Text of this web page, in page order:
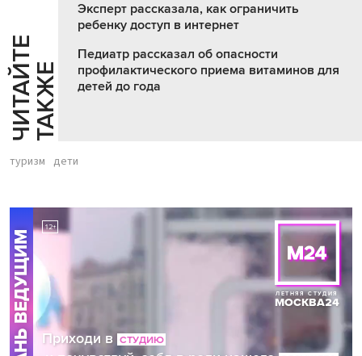
Ч
И
Т
АЙ
Т
Е
Т
А
К
ЖЕ
Эксперт рассказала, как ограничить
ребенку доступ в интернет
Педиатр рассказал об опасности
профилактического приема витаминов для
детей до года
туризм дети